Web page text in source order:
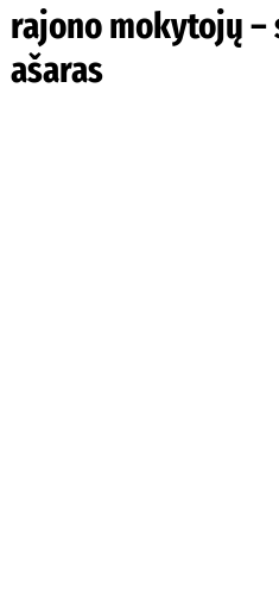
rajono mokytojų
ašaras